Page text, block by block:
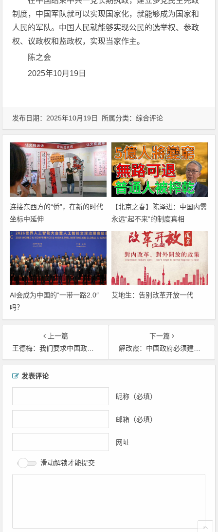
制度，中国军队就可以实现国家化，就能够成为国家和
人民的军队。中国人民就能够实现公民的选举权、参政
权、议政权和监政权，实现当家作主。
陈之会
2025年10月19日
发布日期：2025年10月19日 所属分类：综合评论
连接东西方的“侨”，在新的时代
坐标中延伸
【北京之春】陈泽进：中国内需
永远“起不来”的制度真相
AI会成为中国的“一带一路2.0″
吗？
艾地生：告别改革开放一代
上一篇
王德梅：我们要求中国政府开放言论自由
下一篇
解改霞：中国政府必须建立一个法治社会
文章导航
发表评论
昵称（必填）
邮箱（必填）
网址
滑动解锁才能提交